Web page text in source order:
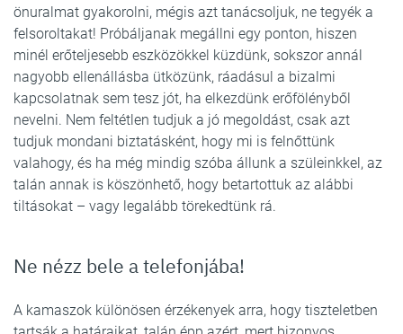
önuralmat gyakorolni, mégis azt tanácsoljuk, ne tegyék a
felsoroltakat! Próbáljanak megállni egy ponton, hiszen
minél erőteljesebb eszközökkel küzdünk, sokszor annál
nagyobb ellenállásba ütközünk, ráadásul a bizalmi
kapcsolatnak sem tesz jót, ha elkezdünk erőfölényből
nevelni. Nem feltétlen tudjuk a jó megoldást, csak azt
tudjuk mondani biztatásként, hogy mi is felnőttünk
valahogy, és ha még mindig szóba állunk a szüleinkkel, az
talán annak is köszönhető, hogy betartottuk az alábbi
tiltásokat – vagy legalább törekedtünk rá.
Ne nézz bele a telefonjába!
A kamaszok különösen érzékenyek arra, hogy tiszteletben